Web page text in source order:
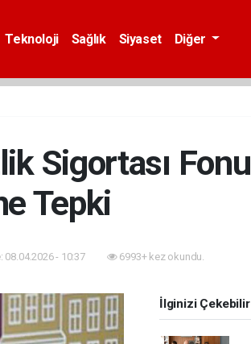
Teknoloji Sağlık Siyaset Diğer
Sigortası Fonu
Tepki
08.04.2026 - 10:37 6993+ kez okundu.
İlginizi Çekebilir